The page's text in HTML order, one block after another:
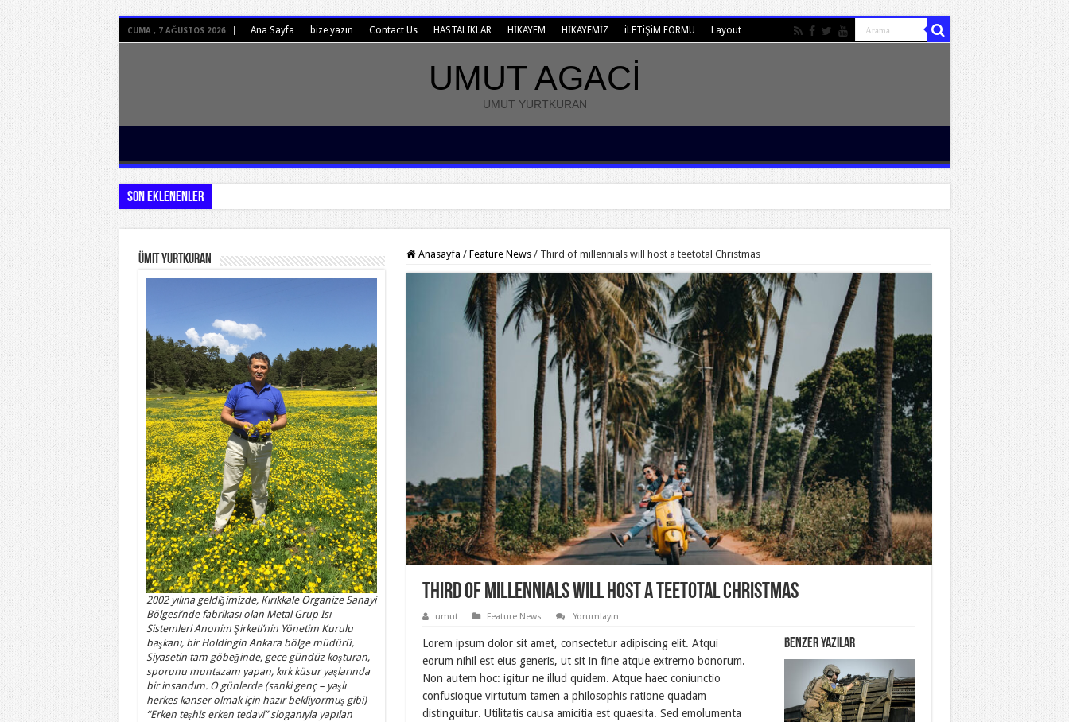
CUMA , 7 AĞUSTOS 2026 Ana Sayfa bize yazın Contact Us HASTALIKLAR HİKAYEM HİKAYEMİZ iLETiŞiM FORMU Layout
UMUT AGACİ
UMUT YURTKURAN
Son Eklenenler
Anasayfa / Feature News / Third of millennials will host a teetotal Christmas
Third of millennials will host a teetotal Christmas
umut Feature News Yorumlayın
Benzer yazılar
Lorem ipsum dolor sit amet, consectetur adipiscing elit. Atqui
eorum nihil est eius generis, ut sit in fine atque extrerno bonorum.
Non autem hoc: igitur ne illud quidem. Atque haec coniunctio
confusioque virtutum tamen a philosophis ratione quadam
distinguitur. Utilitatis causa amicitia est quaesita. Sed emolumenta
Ümit Yurtkuran
2002 yılına geldiğimizde, Kırıkkale Organize Sanayi
Bölgesi’nde fabrikası olan Metal Grup Isı
Sistemleri Anonim Şirketi’nin Yönetim Kurulu
başkanı, bir Holdingin Ankara bölge müdürü,
Siyasetin tam göbeğinde, gece gündüz koşturan,
sporunu muntazam yapan, kırk küsur yaşlarında
bir insandım. O günlerde (sanki genç – yaşlı
herkes kanser olmak için hazır bekliyormuş gibi)
“Erken teşhis erken tedavi” sloganıyla yapılan